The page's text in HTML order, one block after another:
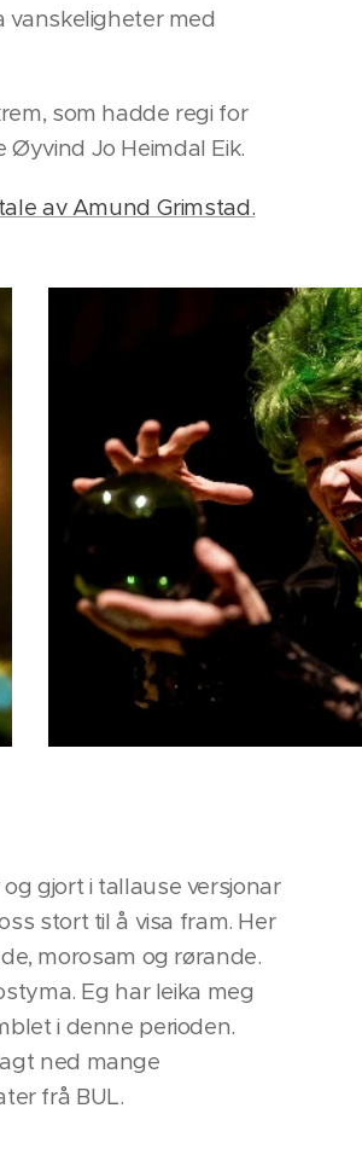
vanskeligheter med
som hadde regi for
Jo Heimdal Eik.
av Amund Grimstad.
gjort i tallause versjonar
stort til å visa fram. Her
morosam og rørande.
Eg har leika meg
i denne perioden.
ned mange
frå BUL.